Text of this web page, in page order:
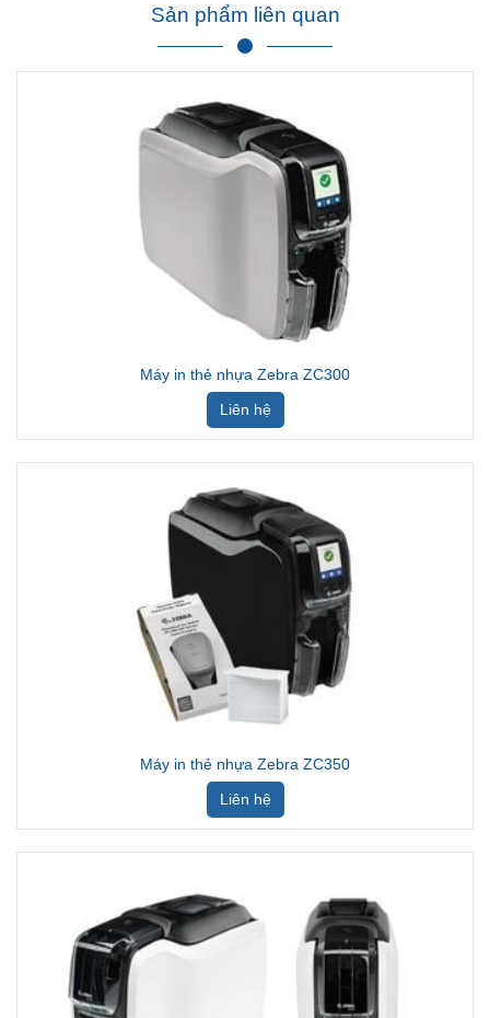
Sản phẩm liên quan
Máy in thẻ nhựa Zebra ZC300
Liên hệ
Máy in thẻ nhựa Zebra ZC350
Liên hệ